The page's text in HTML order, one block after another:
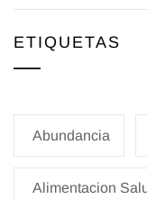
ETIQUETAS
Abundancia
Alimentacion